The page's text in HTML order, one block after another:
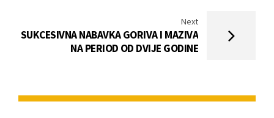
Next
SUKCESIVNA NABAVKA GORIVA I MAZIVA
NA PERIOD OD DVIJE GODINE